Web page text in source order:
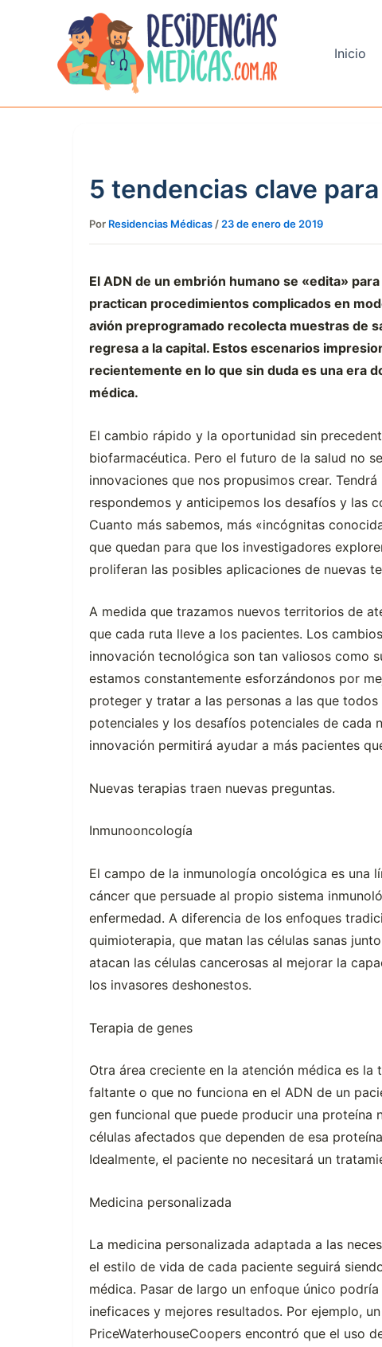
Inicio
5 tendencias clave
Por Residencias Médicas / 23 de enero de 2019
El ADN de un embrión humano se «edita»
practican procedimientos complicados en
avión preprogramado recolecta muestras de
regresa a la capital. Estos escenarios
recientemente en lo que sin duda es una era
médica.
El cambio rápido y la oportunidad sin
biofarmacéutica. Pero el futuro de la salud no
innovaciones que nos propusimos crear.
respondemos y anticipemos los desafíos y las
Cuanto más sabemos, más «incógnitas
que quedan para que los investigadores
proliferan las posibles aplicaciones de nuevas
A medida que trazamos nuevos territorios de
que cada ruta lleve a los pacientes. Los
innovación tecnológica son tan valiosos como
estamos constantemente esforzándonos por
proteger y tratar a las personas a las que
potenciales y los desafíos potenciales de cada
innovación permitirá ayudar a más pacientes
Nuevas terapias traen nuevas preguntas.
Inmunooncología
El campo de la inmunología oncológica es una
cáncer que persuade al propio sistema
enfermedad. A diferencia de los enfoques
quimioterapia, que matan las células sanas
atacan las células cancerosas al mejorar la
los invasores deshonestos.
Terapia de genes
Otra área creciente en la atención médica es la
faltante o que no funciona en el ADN de un
gen funcional que puede producir una proteína
células afectados que dependen de esa
Idealmente, el paciente no necesitará un
Medicina personalizada
La medicina personalizada adaptada a las
el estilo de vida de cada paciente seguirá
médica. Pasar de largo un enfoque único
ineficaces y mejores resultados. Por ejemplo,
PriceWaterhouseCoopers encontró que el uso